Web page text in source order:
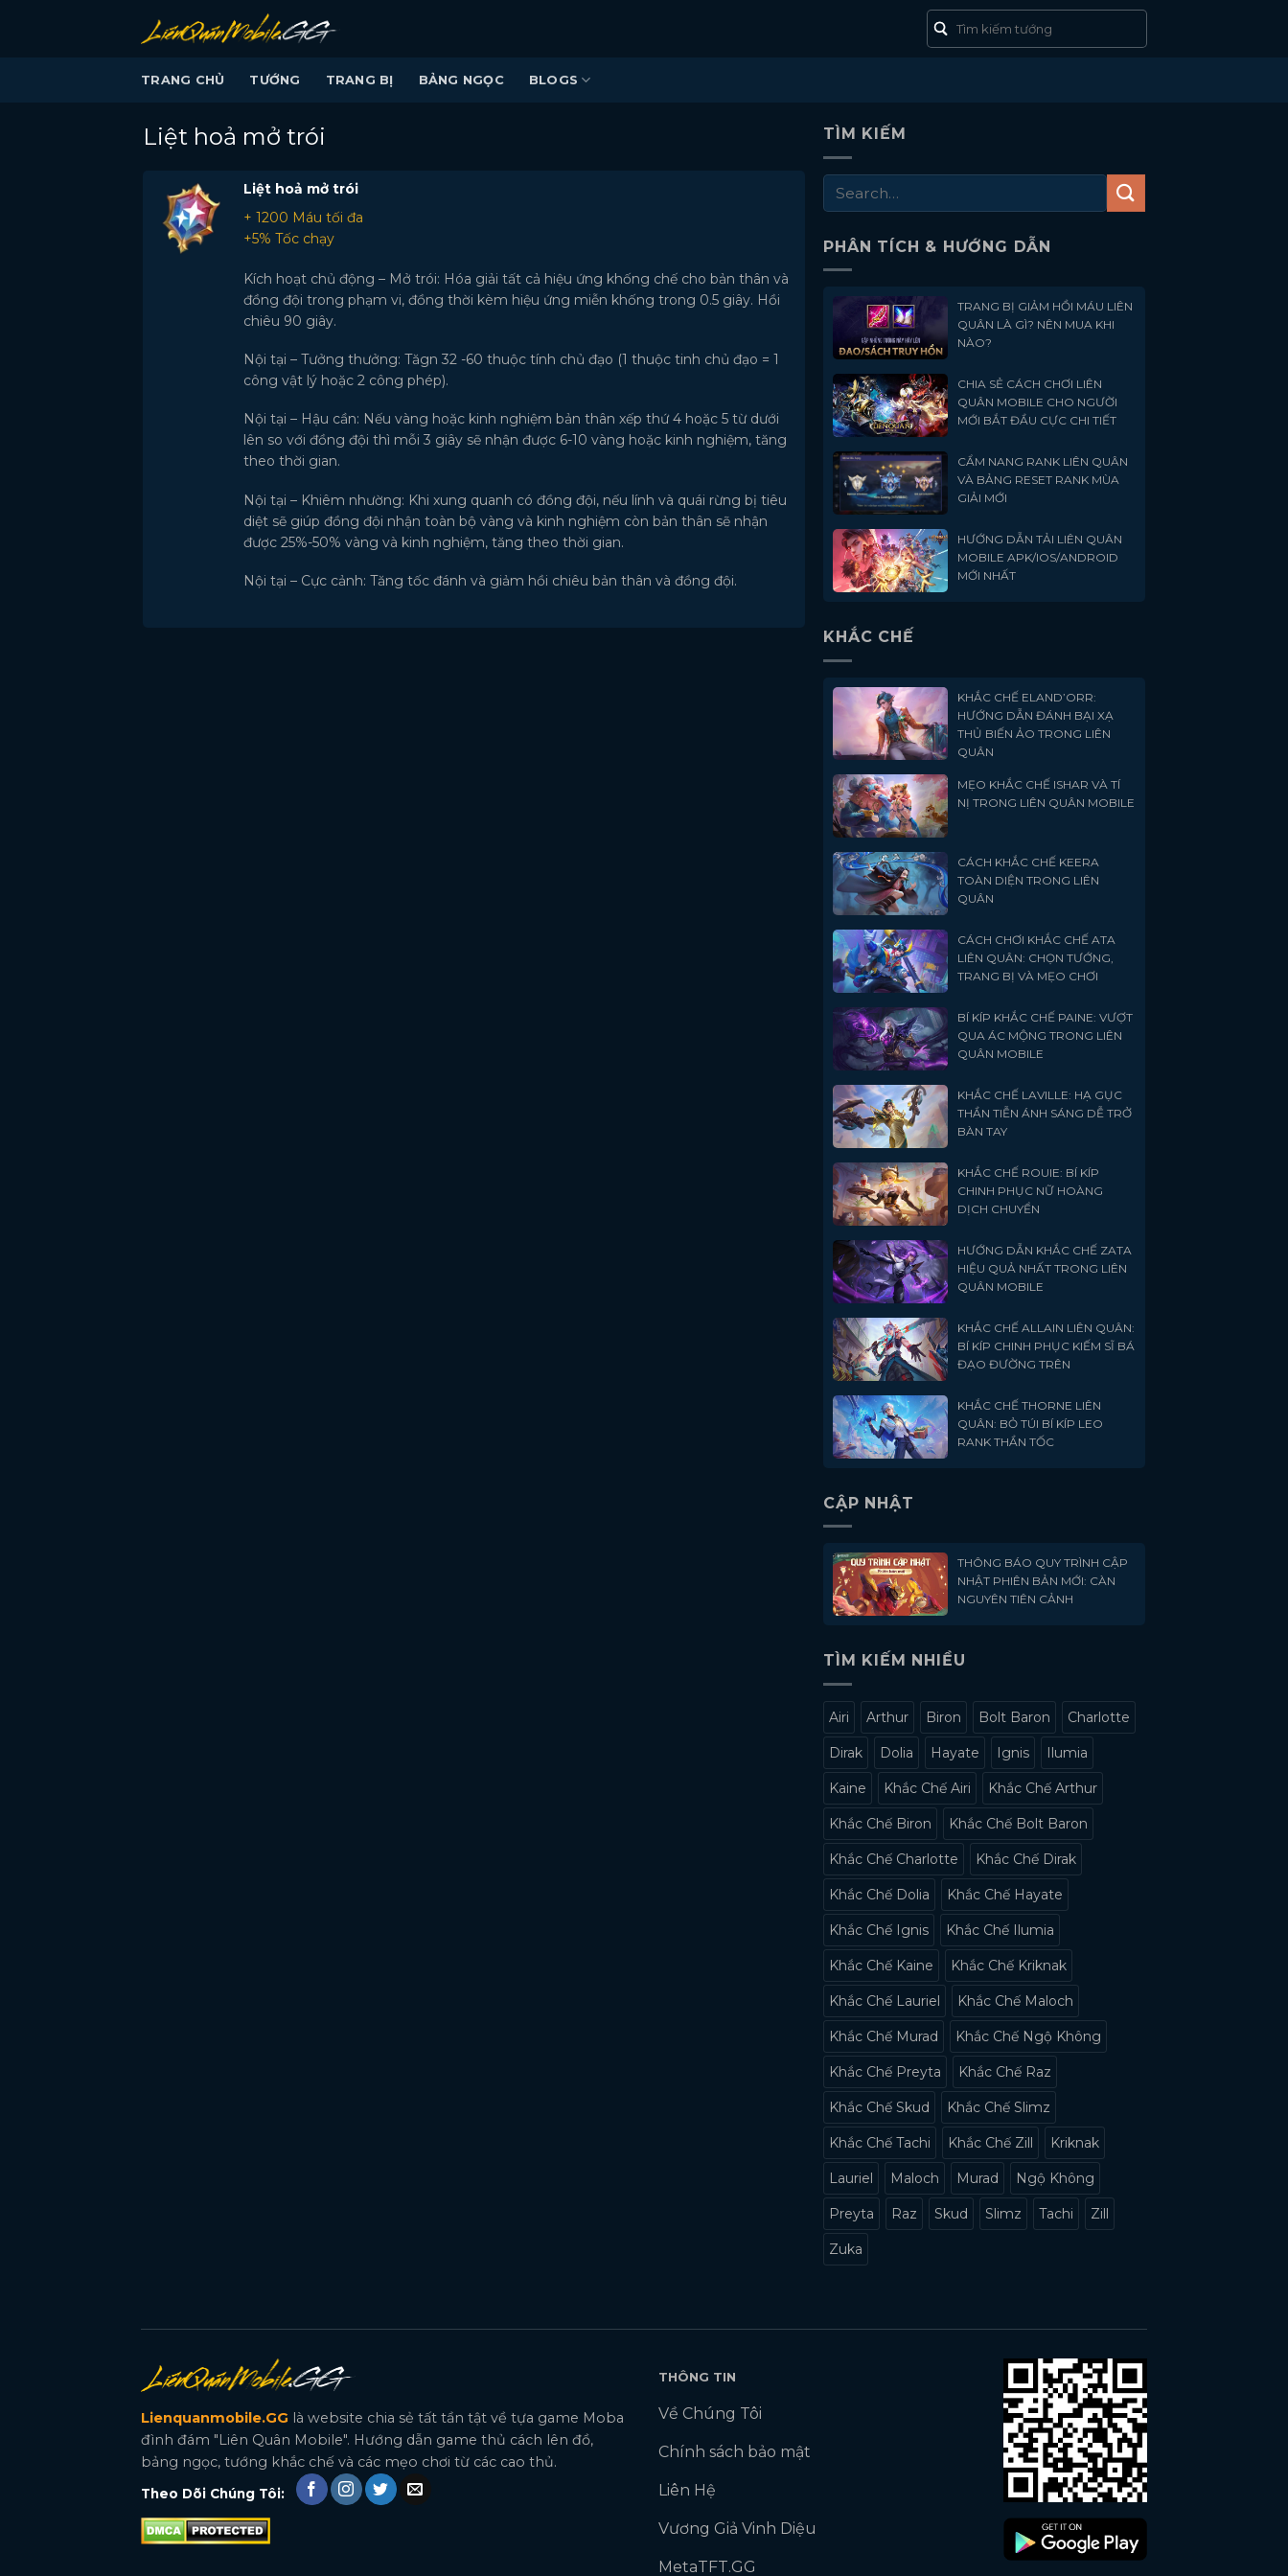
TRANG CHỦ TƯỚNG TRANG BỊ BẢNG NGỌC BLOGS
Liệt hoả mở trói
Liệt hoả mở trói
+ 1200 Máu tối đa
+5% Tốc chạy
Kích hoạt chủ động – Mở trói: Hóa giải tất cả hiệu ứng khống chế cho bản thân và
đồng đội trong phạm vi, đồng thời kèm hiệu ứng miễn khống trong 0.5 giây. Hồi
chiêu 90 giây.
Nội tại – Tưởng thưởng: Tăgn 32 -60 thuộc tính chủ đạo (1 thuộc tinh chủ đạo = 1
công vật lý hoặc 2 công phép).
Nội tại – Hậu cần: Nếu vàng hoặc kinh nghiệm bản thân xếp thứ 4 hoặc 5 từ dưới
lên so với đồng đội thì mỗi 3 giây sẽ nhận được 6-10 vàng hoặc kinh nghiệm, tăng
theo thời gian.
Nội tại – Khiêm nhường: Khi xung quanh có đồng đội, nếu lính và quái rừng bị tiêu
diệt sẽ giúp đồng đội nhận toàn bộ vàng và kinh nghiệm còn bản thân sẽ nhận
được 25%-50% vàng và kinh nghiệm, tăng theo thời gian.
Nội tại – Cực cảnh: Tăng tốc đánh và giảm hồi chiêu bản thân và đồng đội.
TÌM KIẾM
PHÂN TÍCH & HƯỚNG DẪN
TRANG BỊ GIẢM HỒI MÁU LIÊN
QUÂN LÀ GÌ? NÊN MUA KHI
NÀO?
CHIA SẺ CÁCH CHƠI LIÊN
QUÂN MOBILE CHO NGƯỜI
MỚI BẮT ĐẦU CỰC CHI TIẾT
CẨM NANG RANK LIÊN QUÂN
VÀ BẢNG RESET RANK MÙA
GIẢI MỚI
HƯỚNG DẪN TẢI LIÊN QUÂN
MOBILE APK/IOS/ANDROID
MỚI NHẤT
KHẮC CHẾ
KHẮC CHẾ ELAND’ORR:
HƯỚNG DẪN ĐÁNH BẠI XẠ
THỦ BIẾN ẢO TRONG LIÊN
QUÂN
MẸO KHẮC CHẾ ISHAR VÀ TÍ
NỊ TRONG LIÊN QUÂN MOBILE
CÁCH KHẮC CHẾ KEERA
TOÀN DIỆN TRONG LIÊN
QUÂN
CÁCH CHƠI KHẮC CHẾ ATA
LIÊN QUÂN: CHỌN TƯỚNG,
TRANG BỊ VÀ MẸO CHƠI
BÍ KÍP KHẮC CHẾ PAINE: VƯỢT
QUA ÁC MỘNG TRONG LIÊN
QUÂN MOBILE
KHẮC CHẾ LAVILLE: HẠ GỤC
THẦN TIỄN ÁNH SÁNG DỄ TRỞ
BÀN TAY
KHẮC CHẾ ROUIE: BÍ KÍP
CHINH PHỤC NỮ HOÀNG
DỊCH CHUYỂN
HƯỚNG DẪN KHẮC CHẾ ZATA
HIỆU QUẢ NHẤT TRONG LIÊN
QUÂN MOBILE
KHẮC CHẾ ALLAIN LIÊN QUÂN:
BÍ KÍP CHINH PHỤC KIẾM SĨ BÁ
ĐẠO ĐƯỜNG TRÊN
KHẮC CHẾ THORNE LIÊN
QUÂN: BỎ TÚI BÍ KÍP LEO
RANK THẦN TỐC
CẬP NHẬT
THÔNG BÁO QUY TRÌNH CẬP
NHẬT PHIÊN BẢN MỚI: CÀN
NGUYÊN TIÊN CẢNH
TÌM KIẾM NHIỀU
Airi Arthur Biron Bolt Baron Charlotte
Dirak Dolia Hayate Ignis Ilumia
Kaine Khắc Chế Airi Khắc Chế Arthur
Khắc Chế Biron Khắc Chế Bolt Baron
Khắc Chế Charlotte Khắc Chế Dirak
Khắc Chế Dolia Khắc Chế Hayate
Khắc Chế Ignis Khắc Chế Ilumia
Khắc Chế Kaine Khắc Chế Kriknak
Khắc Chế Lauriel Khắc Chế Maloch
Khắc Chế Murad Khắc Chế Ngộ Không
Khắc Chế Preyta Khắc Chế Raz
Khắc Chế Skud Khắc Chế Slimz
Khắc Chế Tachi Khắc Chế Zill Kriknak
Lauriel Maloch Murad Ngộ Không
Preyta Raz Skud Slimz Tachi Zill
Zuka
Lienquanmobile.GG là website chia sẻ tất tần tật về tựa game Moba
đình đám "Liên Quân Mobile". Hướng dẫn game thủ cách lên đồ,
bảng ngọc, tướng khắc chế và các mẹo chơi từ các cao thủ.
Theo Dõi Chúng Tôi:
THÔNG TIN
Về Chúng Tôi
Chính sách bảo mật
Liên Hệ
Vương Giả Vinh Diệu
MetaTFT.GG